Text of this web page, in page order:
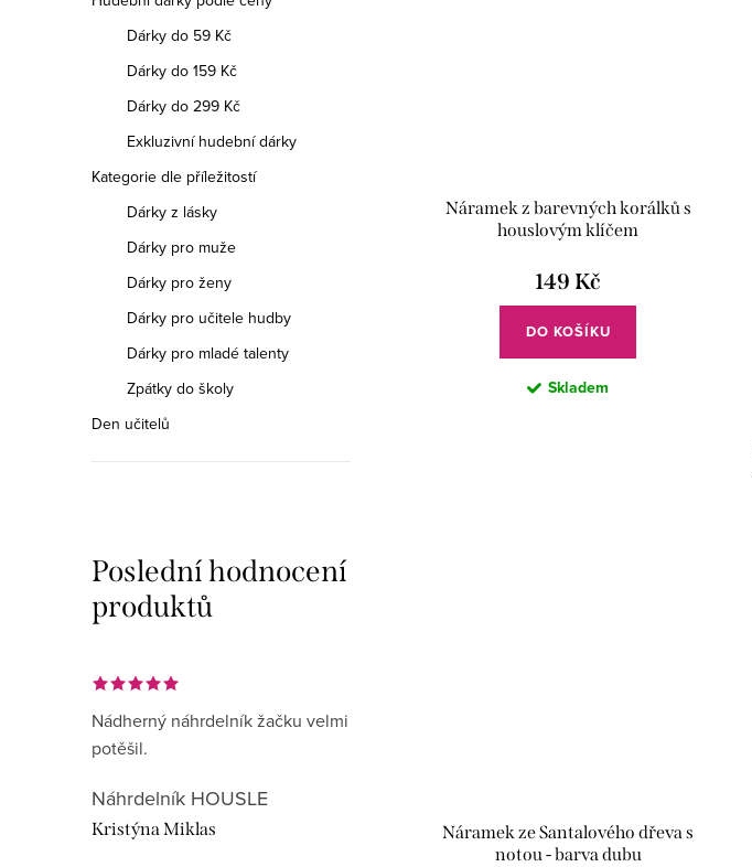
Dárky do 59 Kč
Dárky do 159 Kč
Dárky do 299 Kč
Exkluzivní hudební dárky
Kategorie dle příležitostí
Dárky z lásky
Dárky pro muže
Dárky pro ženy
Dárky pro učitele hudby
Dárky pro mladé talenty
Zpátky do školy
Den učitelů
Poslední hodnocení
produktů
Nádherný náhrdelník žačku velmi
potěšil.
Náhrdelník HOUSLE
Kristýna Miklas
Náramek z barevných korálků s
houslovým klíčem
149 Kč
DO KOŠÍKU
Skladem
Náramek ze Santalového dřeva s
notou - barva dubu